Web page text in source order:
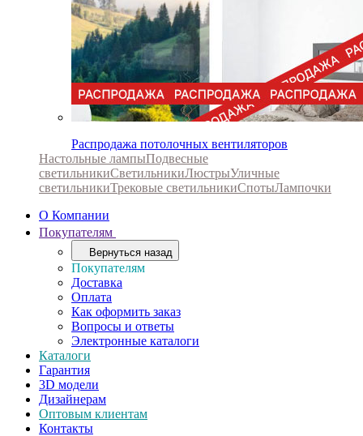
Распродажа потолочных вентиляторов
Настольные лампыПодвесные
светильникиСветильникиЛюстрыУличные
светильникиТрековые светильникиСпотыЛампочки
О Компании
Покупателям
Вернуться назад
Покупателям
Доставка
Оплата
Как оформить заказ
Вопросы и ответы
Электронные каталоги
Каталоги
Гарантия
3D модели
Дизайнерам
Оптовым клиентам
Контакты